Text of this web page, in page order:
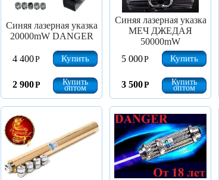
Синяя лазерная указка
20000mW DANGER
4 400Р Купить
2 900Р Купить
оптом
Синяя лазерная указка
МЕЧ ДЖЕДАЯ
50000mW
5 000Р Купить
3 500Р Купить
оптом